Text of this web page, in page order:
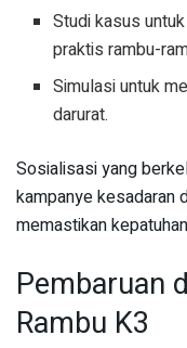
Studi kasus
praktis rambu-
Simulasi untuk
darurat.
Sosialisasi yang
kampanye kesadaran
memastikan
Pembaruan
Rambu K3